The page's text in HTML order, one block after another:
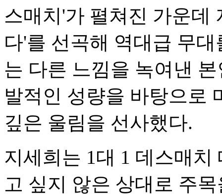
스매치'가 펼쳐진 가운데
다'를 선곡해 역대급 무
는 다른 느낌을 녹여낸
발적인 성량을 바탕으로
깊은 울림을 선사했다.
지세희는 1대 1 데스매
고 싶지 않은 상대로 주